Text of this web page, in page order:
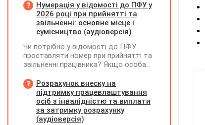
збереження заробітної плати під час
призупинення діяльності
підприємства?
Нумерація у відомості до ПФУ у
2026 році при прийнятті та
звільненні: основне місце і
сумісництво (аудіоверсія)
Чи потрібно у відомості до ПФУ
проставляти номер при прийнятті та
звільненні працівника? Якщо особа
місцем роботи та за сумісництвом,
чи рахується це як два роботодавці?
Розрахунок внеску на
підтримку працевлаштування
осіб з інвалідністю та виплати
за затримку розрахунку
(аудіоверсія)